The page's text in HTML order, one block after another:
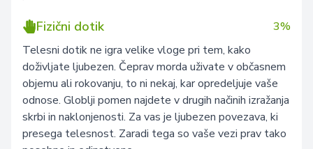
Fizični dotik
3%
Telesni dotik ne igra velike vloge pri tem, kako
doživljate ljubezen. Čeprav morda uživate v občasnem
objemu ali rokovanju, to ni nekaj, kar opredeljuje vaše
odnose. Globlji pomen najdete v drugih načinih izražanja
skrbi in naklonjenosti. Za vas je ljubezen povezava, ki
presega telesnost. Zaradi tega so vaše vezi prav tako